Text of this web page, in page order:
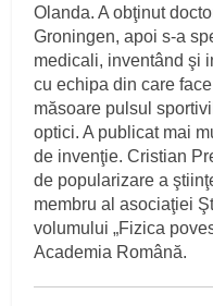
Olanda. A obţinut
Groningen, apoi s-a
medicali, inventând şi
cu echipa din care
măsoare pulsul
optici. A publicat mai
de invenţie. Cristian
de popularizare a
membru al asociaţiei
volumului „Fizica
Academia Română.